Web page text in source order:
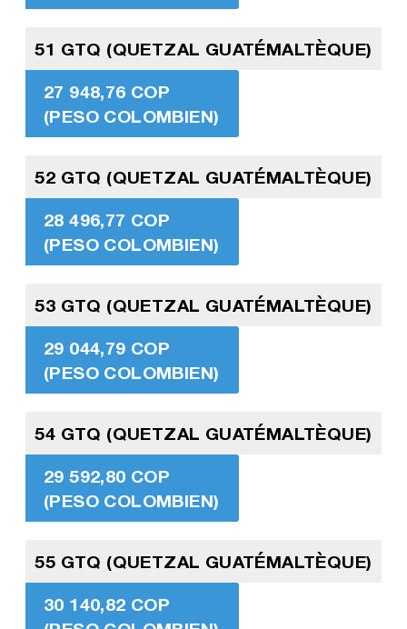
51 GTQ (QUETZAL GUATÉMALTÈQUE)
27 948,76 COP
(PESO COLOMBIEN)
52 GTQ (QUETZAL GUATÉMALTÈQUE)
28 496,77 COP
(PESO COLOMBIEN)
53 GTQ (QUETZAL GUATÉMALTÈQUE)
29 044,79 COP
(PESO COLOMBIEN)
54 GTQ (QUETZAL GUATÉMALTÈQUE)
29 592,80 COP
(PESO COLOMBIEN)
55 GTQ (QUETZAL GUATÉMALTÈQUE)
30 140,82 COP